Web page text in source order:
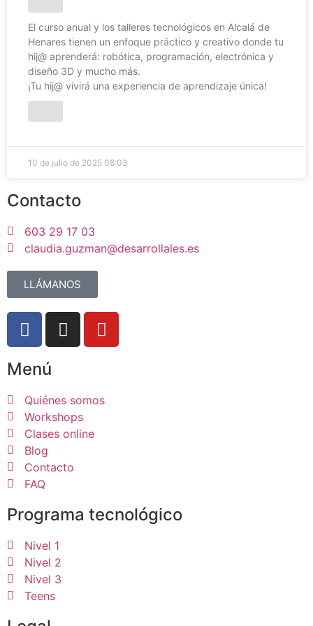
El curso anual y los talleres tecnológicos en Alcalá de
Henares tienen un enfoque práctico y creativo donde tu
hij@ aprenderá: robótica, programación, electrónica y
diseño 3D y mucho más.
¡Tu hij@ vivirá una experiencia de aprendizaje única!
10 de julio de 2025 08:03
Contacto
603 29 17 03
claudia.guzman@desarrollales.es
LLÁMANOS
Menú
Quiénes somos
Workshops
Clases online
Blog
Contacto
FAQ
Programa tecnológico
Nivel 1
Nivel 2
Nivel 3
Teens